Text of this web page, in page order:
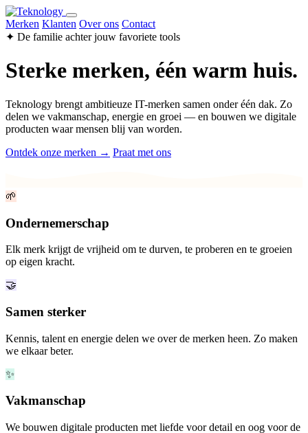
Merken Klanten Over ons Contact
✦ De familie achter jouw favoriete tools
Sterke merken, één warm huis.
Teknology brengt ambitieuze IT-merken samen onder één dak. Zo
delen we vakmanschap, energie en groei — en bouwen we digitale
producten waar mensen blij van worden.
Ontdek onze merken → Praat met ons
🌱
Ondernemerschap
Elk merk krijgt de vrijheid om te durven, te proberen en te groeien
op eigen kracht.
🤝
Samen sterker
Kennis, talent en energie delen we over de merken heen. Zo maken
we elkaar beter.
✨
Vakmanschap
We bouwen digitale producten met liefde voor detail en oog voor de